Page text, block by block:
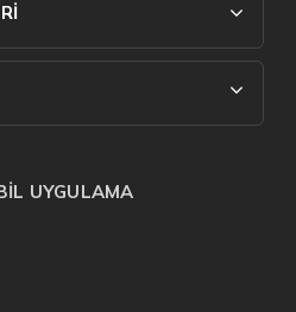
UYGULAMA